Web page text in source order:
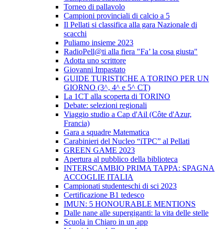
Torneo di pallavolo
Campioni provinciali di calcio a 5
Il Pellati si classifica alla gara Nazionale di
scacchi
Puliamo insieme 2023
RadioPell@ti alla fiera "Fa’ la cosa giusta"
Adotta uno scrittore
Giovanni Impastato
GUIDE TURISTICHE A TORINO PER UN
GIORNO (3^, 4^ e 5^ CT)
La 1CT alla scoperta di TORINO
Debate: selezioni regionali
Viaggio studio a Cap d'Ail (Côte d'Azur,
Francia)
Gara a squadre Matematica
Carabinieri del Nucleo “iTPC” al Pellati
GREEN GAME 2023
Apertura al pubblico della biblioteca
INTERSCAMBIO PRIMA TAPPA: SPAGNA
ACCOGLIE ITALIA
Campionati studenteschi di sci 2023
Certificazione B1 tedesco
IMUN: 5 HONOURABLE MENTIONS
Dalle nane alle supergiganti: la vita delle stelle
Scuola in Chiaro in un app